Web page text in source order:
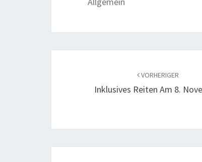
VORHERIGER
Inklusives Reiten Am 8.